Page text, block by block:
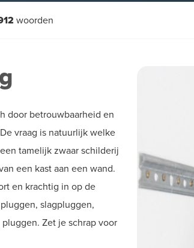
woorden
door betrouwbaarheid en
vraag is natuurlijk welke
tamelijk zwaar schilderij
een kast aan een wand.
en krachtig in op de
slagpluggen,
Zet je schrap voor